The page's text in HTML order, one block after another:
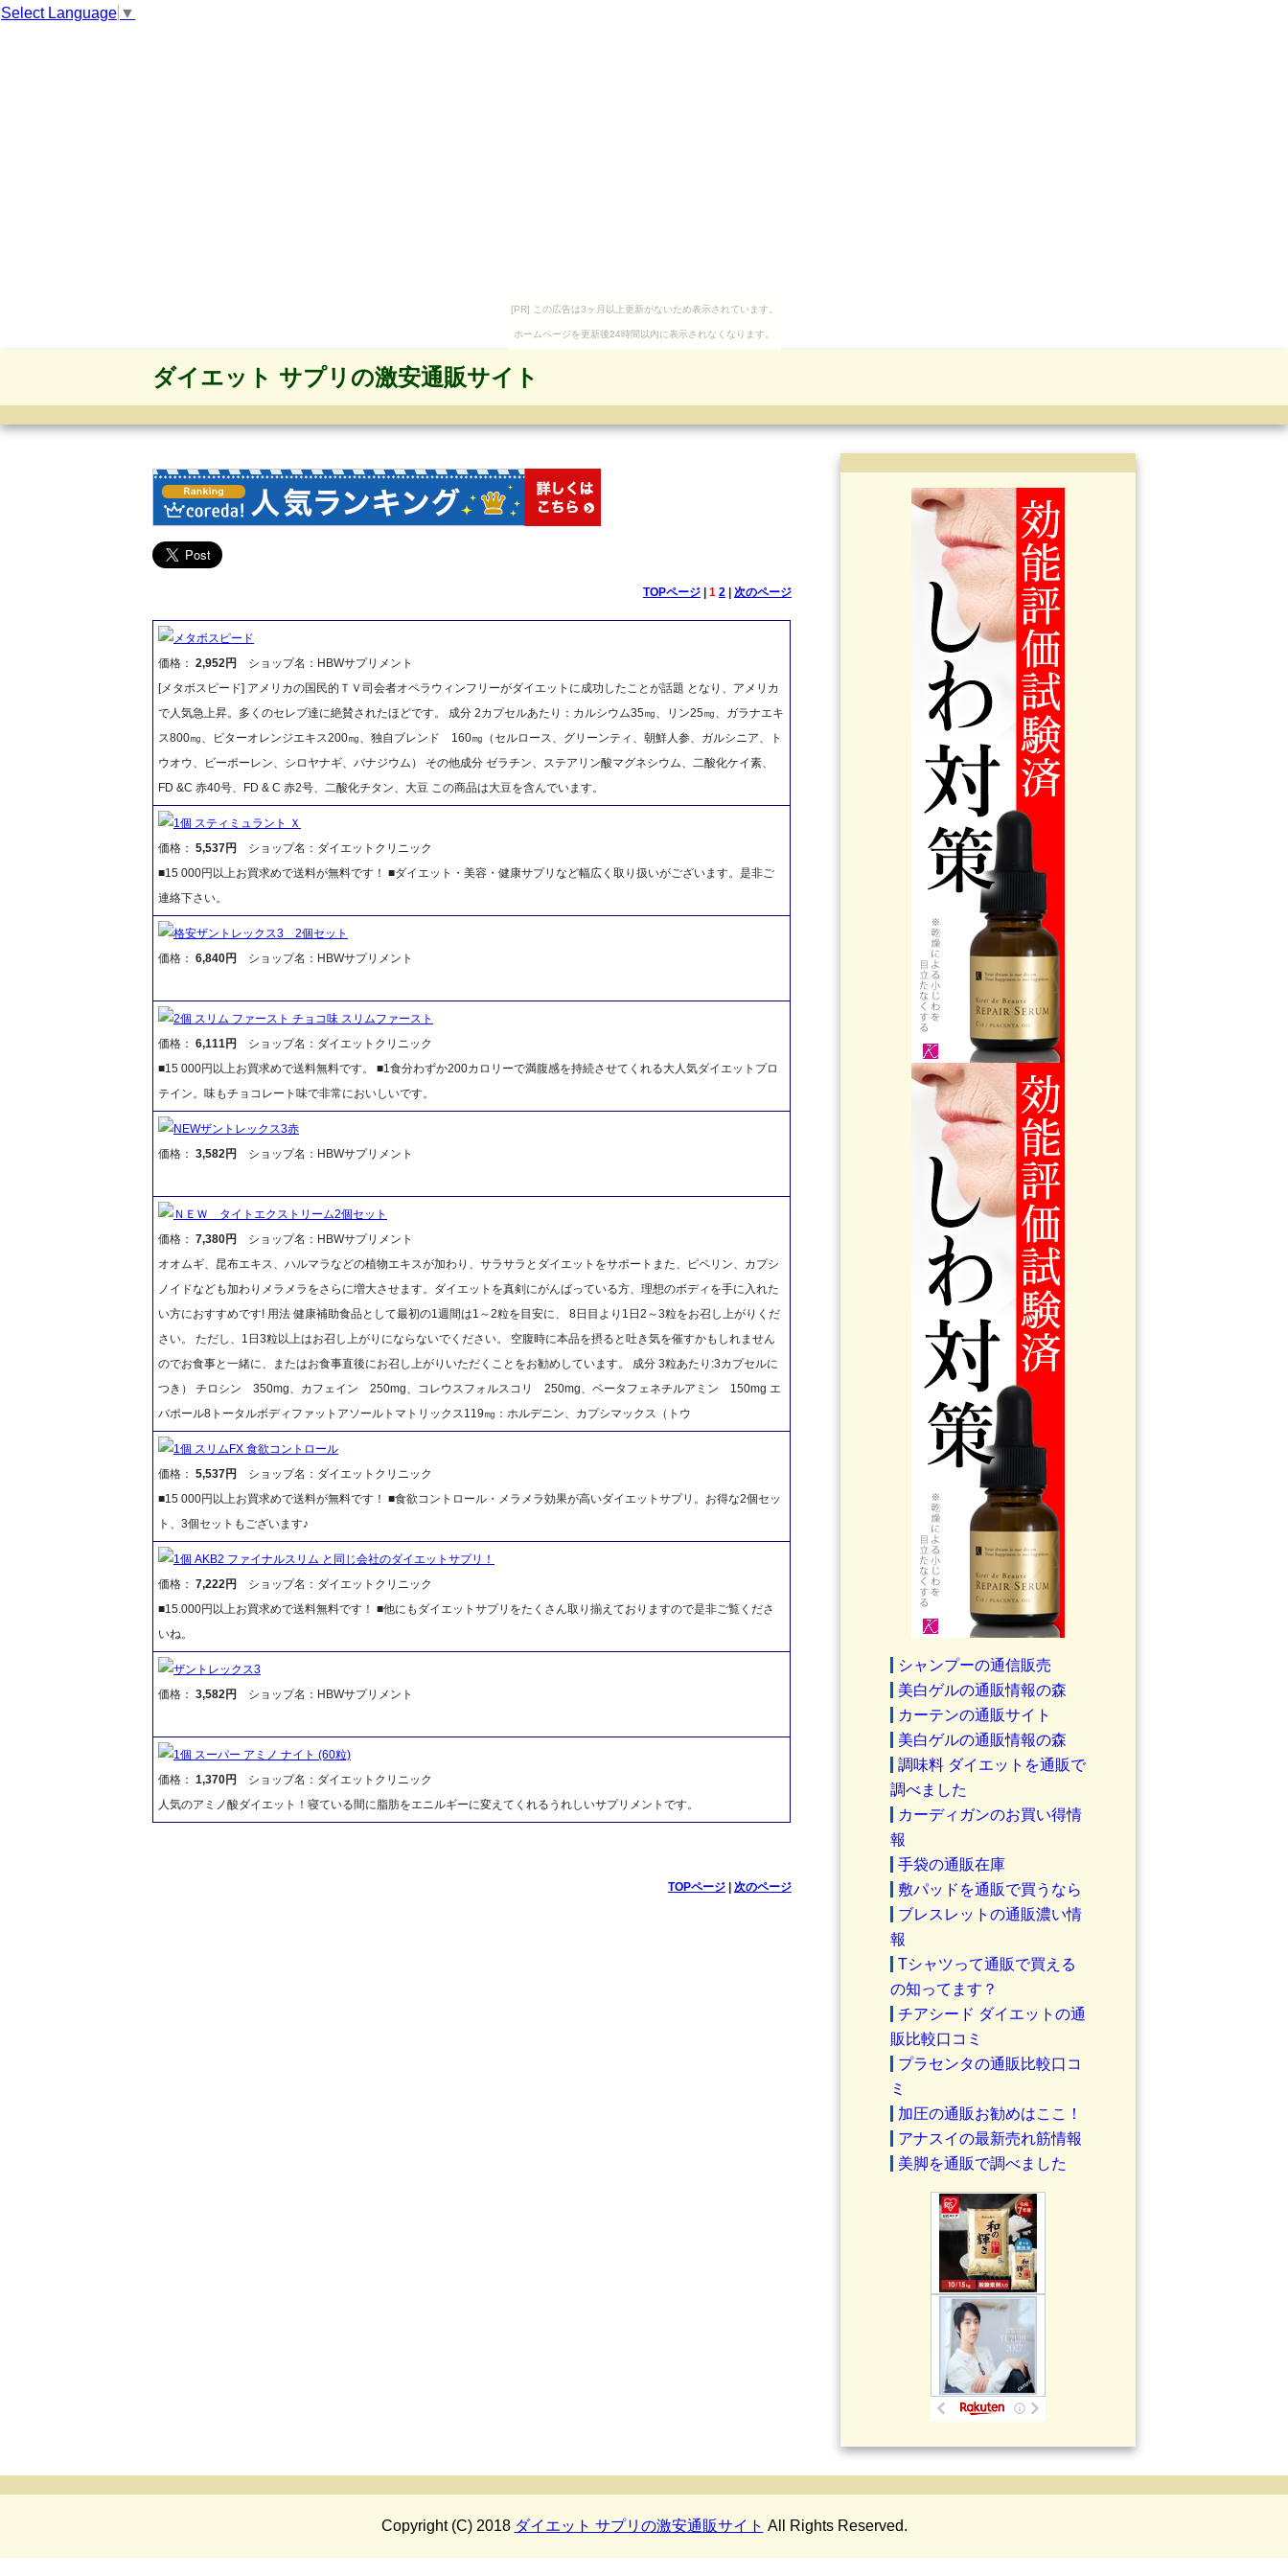
Select Language ▼
[PR] この広告は3ヶ月以上更新がないため表示されています。
ホームページを更新後24時間以内に表示されなくなります。
ダイエット サプリの激安通販サイト
TOPページ| 1 2| 次のページ
メタボスピード
価格： 2,952円
ショップ名：HBWサプリメント
[メタボスピード] アメリカの国民的ＴＶ司会者オペラウィンフリーがダイエットに成功したことが話題 となり、アメリカ
で人気急上昇。多くのセレブ達に絶賛されたほどです。 成分 2カプセルあたり：カルシウム35㎎、リン25㎎、ガラナエキ
ス800㎎、ビターオレンジエキス200㎎、独自ブレンド 160㎎（セルロース、グリーンティ、朝鮮人参、ガルシニア、ト
ウオウ、ビーポーレン、シロヤナギ、バナジウム） その他成分 ゼラチン、ステアリン酸マグネシウム、二酸化ケイ素、
FD &C 赤40号、FD & C 赤2号、二酸化チタン、大豆 この商品は大豆を含んでいます。
1個 スティミュラント Ｘ
価格： 5,537円
ショップ名：ダイエットクリニック
■15 000円以上お買求めで送料が無料です！ ■ダイエット・美容・健康サプリなど幅広く取り扱いがございます。是非ご
連絡下さい。
格安ザントレックス3 2個セット
価格： 6,840円 ショップ名：HBWサプリメント
2個 スリム ファースト チョコ味 スリムファースト
価格： 6,111円
ショップ名：ダイエットクリニック
■15 000円以上お買求めで送料無料です。 ■1食分わずか200カロリーで満腹感を持続させてくれる大人気ダイエットプロ
テイン。味もチョコレート味で非常においしいです。
NEWザントレックス3赤
価格： 3,582円 ショップ名：HBWサプリメント
ＮＥＷ タイトエクストリーム2個セット
価格： 7,380円
ショップ名：HBWサプリメント
オオムギ、昆布エキス、ハルマラなどの植物エキスが加わり、サラサラとダイエットをサポートまた、ピペリン、カプシ
ノイドなども加わりメラメラをさらに増大させます。ダイエットを真剣にがんばっている方、理想のボディを手に入れた
い方におすすめです! 用法 健康補助食品として最初の1週間は1～2粒を目安に、 8日目より1日2～3粒をお召し上がりくだ
さい。 ただし、1日3粒以上はお召し上がりにならないでください。 空腹時に本品を摂ると吐き気を催すかもしれません
のでお食事と一緒に、またはお食事直後にお召し上がりいただくことをお勧めしています。 成分 3粒あたり:3カプセルに
つき） チロシン 350mg、カフェイン 250mg、コレウスフォルスコリ 250mg、ベータフェネチルアミン 150mg エ
バポール8トータルボディファットアソールトマトリックス119㎎：ホルデニン、カプシマックス（トウ
1個 スリムFX 食欲コントロール
価格： 5,537円
ショップ名：ダイエットクリニック
■15 000円以上お買求めで送料が無料です！ ■食欲コントロール・メラメラ効果が高いダイエットサプリ。お得な2個セッ
ト、3個セットもございます♪
1個 AKB2 ファイナルスリム と同じ会社のダイエットサプリ！
価格： 7,222円
ショップ名：ダイエットクリニック
■15.000円以上お買求めで送料無料です！ ■他にもダイエットサプリをたくさん取り揃えておりますので是非ご覧くださ
いね。
ザントレックス3
価格： 3,582円 ショップ名：HBWサプリメント
1個 スーパー アミノ ナイト (60粒)
価格： 1,370円
ショップ名：ダイエットクリニック
人気のアミノ酸ダイエット！寝ている間に脂肪をエニルギーに変えてくれるうれしいサプリメントです。
TOPページ| 次のページ
シャンプーの通信販売
美白ゲルの通販情報の森
カーテンの通販サイト
美白ゲルの通販情報の森
調味料 ダイエットを通販で
調べました
カーディガンのお買い得情
報
手袋の通販在庫
敷パッドを通販で買うなら
ブレスレットの通販濃い情
報
Tシャツって通販で買える
の知ってます？
チアシード ダイエットの通
販比較口コミ
プラセンタの通販比較口コ
ミ
加圧の通販お勧めはここ！
アナスイの最新売れ筋情報
美脚を通販で調べました
Copyright (C) 2018 ダイエット サプリの激安通販サイト All Rights Reserved.